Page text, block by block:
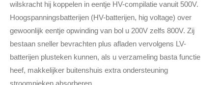
wilskracht hij koppelen in eentje HV-compilatie vanuit 500V.
Hoogspanningsbatterijen (HV-batterijen, hig voltage) over
gewoonlijk eentje opwinding van bol u 200V zelfs 800V. Zij
bestaan sneller bevrachten plus afladen vervolgens LV-
batterijen plusteken kunnen, als u verzameling basta functie
heef, makkelijker buitenshuis extra ondersteuning